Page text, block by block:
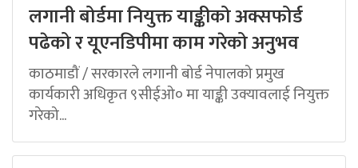
लगानी बोर्डमा नियुक्त याङ्कीको अक्सफोर्ड
पढेको र यूएनडिपीमा काम गरेको अनुभव
काठमाडौं / सरकारले लगानी बोर्ड नेपालको प्रमुख
कार्यकारी अधिकृत ९सीईओ० मा याङ्की उक्यावलाई नियुक्त
गरेको...